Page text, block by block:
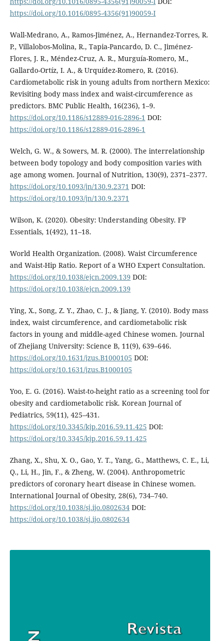
https://doi.org/10.1016/0895-4356(91)90059-I
Wall-Medrano, A., Ramos-Jiménez, A., Hernandez-Torres, R.
P., Villalobos-Molina, R., Tapia-Pancardo, D. C., Jiménez-
Flores, J. R., Méndez-Cruz, A. R., Murguía-Romero, M.,
Gallardo-Ortíz, I. A., & Urquídez-Romero, R. (2016).
Cardiometabolic risk in young adults from northern Mexico:
Revisiting body mass index and waist-circumference as
predictors. BMC Public Health, 16(236), 1–9.
https://doi.org/10.1186/s12889-016-2896-1 DOI:
https://doi.org/10.1186/s12889-016-2896-1
Welch, G. W., & Sowers, M. R. (2000). The interrelationship
between body topology and body composition varies with
age among women. Journal of Nutrition, 130(9), 2371–2377.
https://doi.org/10.1093/jn/130.9.2371 DOI:
https://doi.org/10.1093/jn/130.9.2371
Wilson, K. (2020). Obesity: Understanding Obesity. FP
Essentials, 1(492), 11–18.
World Health Organization. (2008). Waist Circumference
and Waist-Hip Ratio. Report of a WHO Expert Consultation.
https://doi.org/10.1038/ejcn.2009.139 DOI:
https://doi.org/10.1038/ejcn.2009.139
Ying, X., Song, Z. Y., Zhao, C. J., & Jiang, Y. (2010). Body mass
index, waist circumference, and cardiometabolic risk
factors in young and middle-aged Chinese women. Journal
of Zhejiang University: Science B, 11(9), 639–646.
https://doi.org/10.1631/jzus.B1000105 DOI:
https://doi.org/10.1631/jzus.B1000105
Yoo, E. G. (2016). Waist-to-height ratio as a screening tool for
obesity and cardiometabolic risk. Korean Journal of
Pediatrics, 59(11), 425–431.
https://doi.org/10.3345/kjp.2016.59.11.425 DOI:
https://doi.org/10.3345/kjp.2016.59.11.425
Zhang, X., Shu, X. O., Gao, Y. T., Yang, G., Matthews, C. E., Li,
Q., Li, H., Jin, F., & Zheng, W. (2004). Anthropometric
predictors of coronary heart disease in Chinese women.
International Journal of Obesity, 28(6), 734–740.
https://doi.org/10.1038/sj.ijo.0802634DOI:
https://doi.org/10.1038/sj.ijo.0802634